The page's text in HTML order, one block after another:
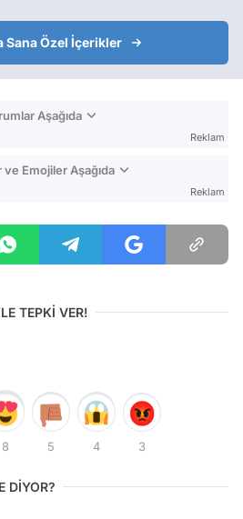
Sana Özel İçerikler
Aşağıda
Reklam
Emojiler Aşağıda
Reklam
TEPKİ VER!
8 5 4 3
DİYOR?